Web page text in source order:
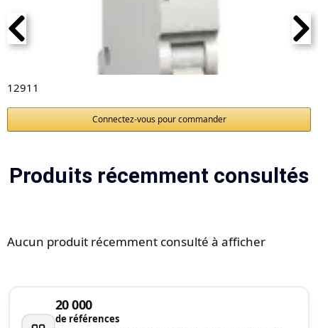
12911
Connectez-vous pour commander
Produits récemment consultés
Aucun produit récemment consulté à afficher
20 000
de références